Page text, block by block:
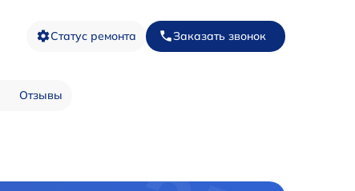
Статус ремонта Заказать звонок
Отзывы